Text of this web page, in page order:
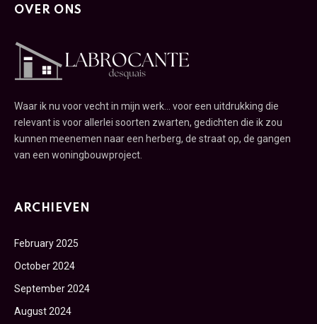
OVER ONS
Waar ik nu voor vecht in mijn werk... voor een uitdrukking die
relevant is voor allerlei soorten zwarten, gedichten die ik zou
kunnen meenemen naar een herberg, de straat op, de gangen
van een woningbouwproject.
ARCHIEVEN
February 2025
October 2024
September 2024
August 2024